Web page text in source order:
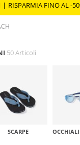
| RISPARMIA FINO AL -
50 Articoli
SCARPE